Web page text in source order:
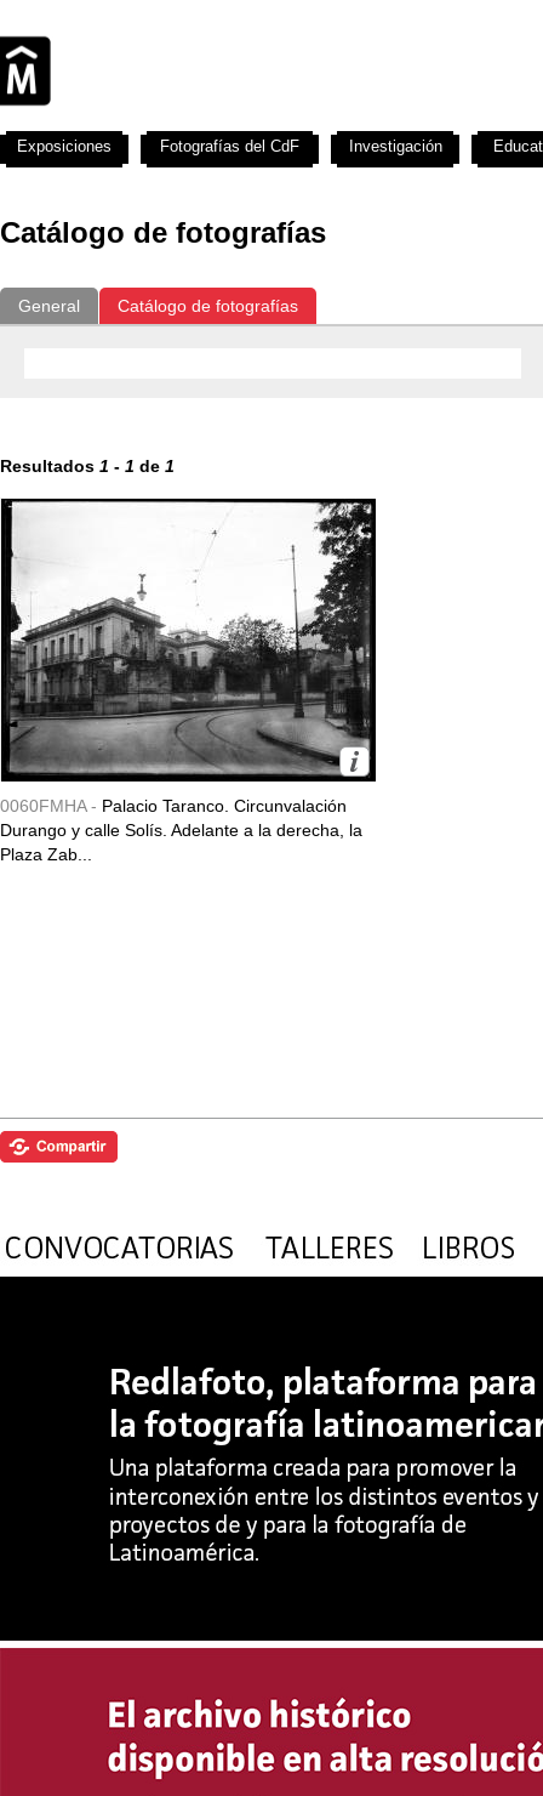
Catálogo de fotografías
General Catálogo de fotografías
Resultados 1 - 1 de 1
0060FMHA - Palacio Taranco. Circunvalación
Durango y calle Solís. Adelante a la derecha, la
Plaza Zab...
Exposiciones Fotografías del CdF Investigación